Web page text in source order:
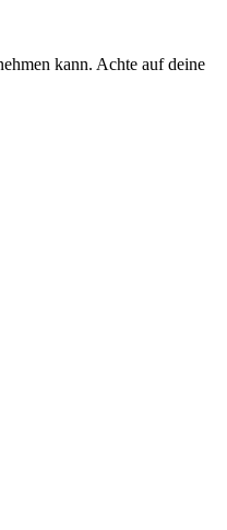
kann. Achte auf deine